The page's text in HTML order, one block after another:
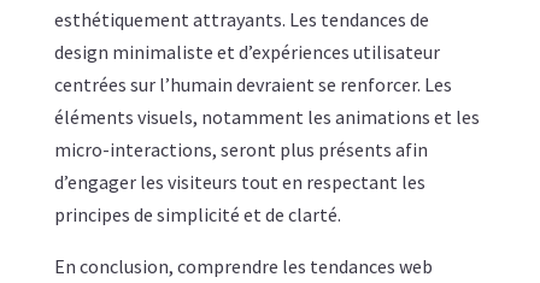
esthétiquement attrayants. Les tendances de
design minimaliste et d’expériences utilisateur
centrées sur l’humain devraient se renforcer. Les
éléments visuels, notamment les animations et les
micro-interactions, seront plus présents afin
d’engager les visiteurs tout en respectant les
principes de simplicité et de clarté.
En conclusion, comprendre les tendances web